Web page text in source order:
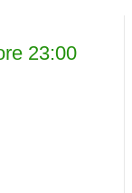
23:00